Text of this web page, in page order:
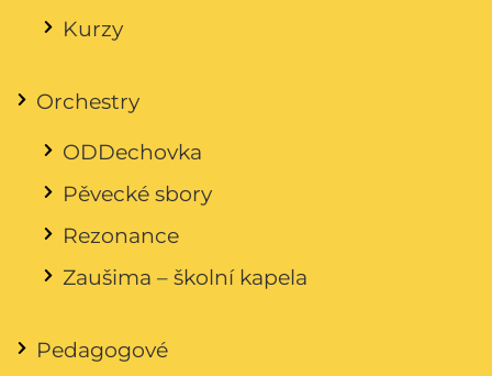
Kurzy
Orchestry
ODDechovka
Pěvecké sbory
Rezonance
Zaušima – školní kapela
Pedagogové